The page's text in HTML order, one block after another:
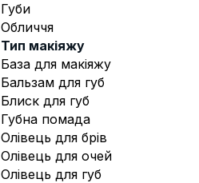
Губи
Обличчя
Тип макіяжу
База для макіяжу
Бальзам для губ
Блиск для губ
Губна помада
Олівець для брів
Олівець для очей
Олівець для губ